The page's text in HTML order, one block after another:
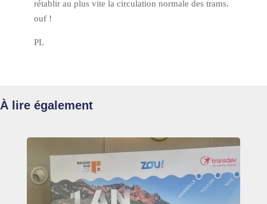
rétablir au plus vite la circulation normale des trams.
ouf !
PL
À lire également